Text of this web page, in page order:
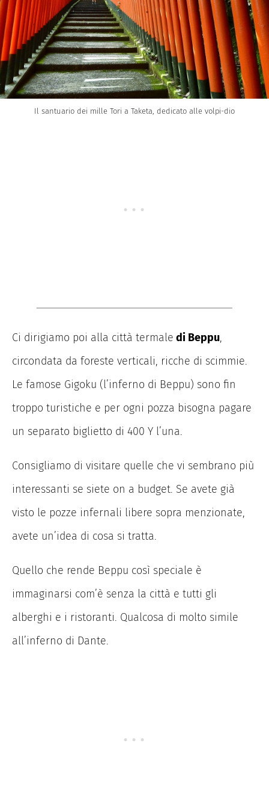
Il santuario dei mille Tori a Taketa, dedicato alle volpi-dio
Ci dirigiamo poi alla città termale di Beppu,
circondata da foreste verticali, ricche di scimmie.
Le famose Gigoku (l’inferno di Beppu) sono fin
troppo turistiche e per ogni pozza bisogna pagare
un separato biglietto di 400 Y l’una.
Consigliamo di visitare quelle che vi sembrano più
interessanti se siete on a budget. Se avete già
visto le pozze infernali libere sopra menzionate,
avete un’idea di cosa si tratta.
Quello che rende Beppu così speciale è
immaginarsi com’è senza la città e tutti gli
alberghi e i ristoranti. Qualcosa di molto simile
all’inferno di Dante.